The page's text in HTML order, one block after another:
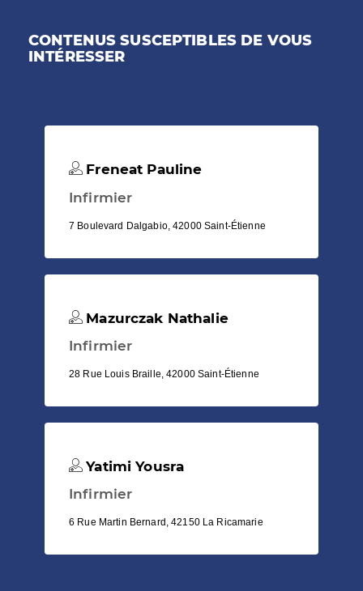
CONTENUS SUSCEPTIBLES DE VOUS
INTÉRESSER
Freneat Pauline
Infirmier
7 Boulevard Dalgabio, 42000 Saint-Étienne
Mazurczak Nathalie
Infirmier
28 Rue Louis Braille, 42000 Saint-Étienne
Yatimi Yousra
Infirmier
6 Rue Martin Bernard, 42150 La Ricamarie